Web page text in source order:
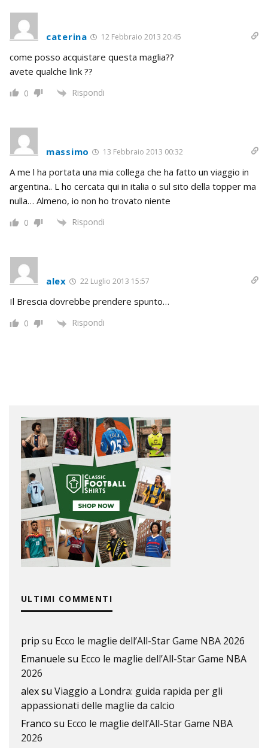
caterina 12 Febbraio 2013 20:45
come posso acquistare questa maglia??
avete qualche link ??
0 Rispondi
massimo 13 Febbraio 2013 00:32
A me l ha portata una mia collega che ha fatto un viaggio in
argentina.. L ho cercata qui in italia o sul sito della topper ma
nulla… Almeno, io non ho trovato niente
0 Rispondi
alex 22 Luglio 2013 15:57
Il Brescia dovrebbe prendere spunto…
0 Rispondi
ULTIMI COMMENTI
prip su Ecco le maglie dell’All-Star Game NBA 2026
Emanuele su Ecco le maglie dell’All-Star Game NBA
2026
alexsu Viaggio a Londra: guida rapida per gli
appassionati delle maglie da calcio
Franco su Ecco le maglie dell’All-Star Game NBA
2026